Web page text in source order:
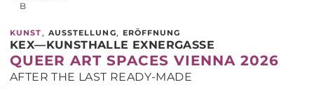
B
KUNST , AUSSTELLUNG, ERÖFFNUNG
KEX—KUNSTHALLE EXNERGASSE
QUEER ART SPACES VIENNA 2026
AFTER THE LAST READY-MADE